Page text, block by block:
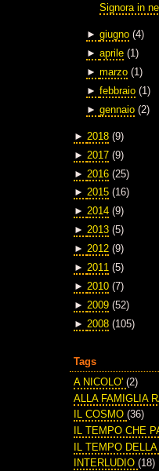
Signora in
► giugno (4)
► aprile (1)
► marzo (1)
► febbraio (1)
► gennaio (2)
► 2018 (9)
► 2017 (9)
► 2016 (25)
► 2015 (16)
► 2014 (9)
► 2013 (5)
► 2012 (9)
► 2011 (5)
► 2010 (7)
► 2009 (52)
► 2008 (105)
Tags
A NICOLO' (2)
ALLA FAMIGLIA
IL COSMO (36)
IL TEMPO CHE
IL TEMPO
INTERLUDIO (18)